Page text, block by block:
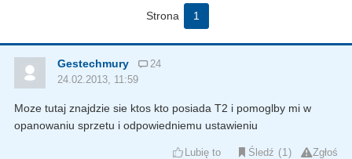
Strona 1
Gestechmury
24
24.02.2013, 11:59
Moze tutaj znajdzie sie ktos kto posiada T2 i pomoglby mi w
opanowaniu sprzetu i odpowiedniemu ustawieniu
Lubię to Śledź 1 Zgłoś